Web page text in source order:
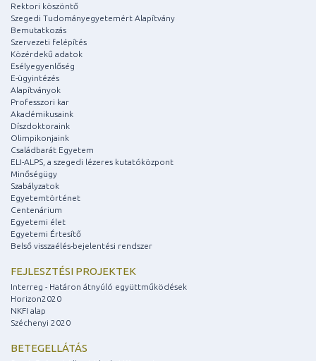
Rektori köszöntő
Szegedi Tudományegyetemért Alapítvány
Bemutatkozás
Szervezeti felépítés
Közérdekű adatok
Esélyegyenlőség
E-ügyintézés
Alapítványok
Professzori kar
Akadémikusaink
Díszdoktoraink
Olimpikonjaink
Családbarát Egyetem
ELI-ALPS, a szegedi lézeres kutatóközpont
Minőségügy
Szabályzatok
Egyetemtörténet
Centenárium
Egyetemi élet
Egyetemi Értesítő
Belső visszaélés-bejelentési rendszer
FEJLESZTÉSI PROJEKTEK
Interreg - Határon átnyúló együttműködések
Horizon2020
NKFI alap
Széchenyi 2020
BETEGELLÁTÁS